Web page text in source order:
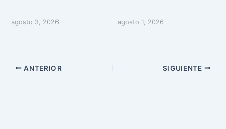
agosto 3, 2026 agosto 1, 2026
ANTERIOR SIGUIENTE